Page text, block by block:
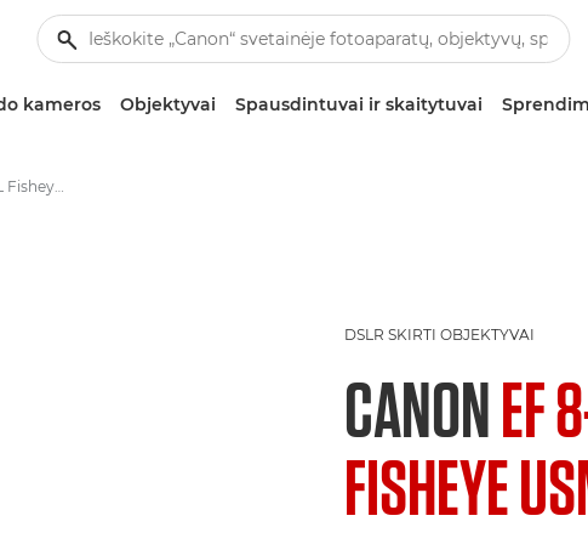
kameros Objektyvai Spausdintuvai ir skaitytuvai
Canon EF 8-15mm f/4L Fisheye USM - Objektyvai – video- ir fotoobjektyvai
DSLR SKIRTI OBJEKTYVAI
CANONEF
FISHEYE